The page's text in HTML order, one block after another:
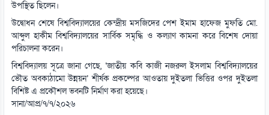
উপস্থিত ছিলেন।
উদ্বোধন শেষে বিশ্ববিদ্যালয়ের কেন্দ্রীয় মসজিদের পেশ ইমাম হাফেজ মুফতি মো.
আব্দুল হাকীম বিশ্ববিদ্যালয়ের সার্বিক সমৃদ্ধি ও কল্যাণ কামনা করে বিশেষ দোয়া
পরিচালনা করেন।
বিশ্ববিদ্যালয় সূত্রে জানা গেছে, ‘জাতীয় কবি কাজী নজরুল ইসলাম বিশ্ববিদ্যালয়ের
ভৌত অবকাঠামো উন্নয়ন’ শীর্ষক প্রকল্পের আওতায় দুইতলা ভিত্তির ওপর দুইতলা
বিশিষ্ট এ প্রকৌশল ভবনটি নির্মাণ করা হয়েছে।
সানা/আপ্র/৭/৭/২০২৬